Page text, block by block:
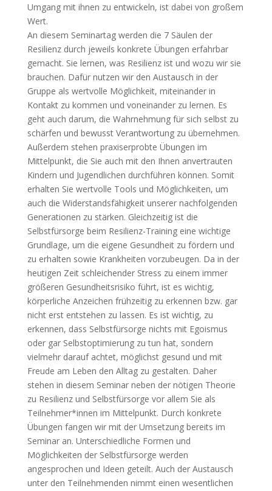
Umgang mit ihnen zu entwickeln, ist dabei von großem
Wert.
An diesem Seminartag werden die 7 Säulen der
Resilienz durch jeweils konkrete Übungen erfahrbar
gemacht. Sie lernen, was Resilienz ist und wozu wir sie
brauchen. Dafür nutzen wir den Austausch in der
Gruppe als wertvolle Möglichkeit, miteinander in
Kontakt zu kommen und voneinander zu lernen. Es
geht auch darum, die Wahrnehmung für sich selbst zu
schärfen und bewusst Verantwortung zu übernehmen.
Außerdem stehen praxiserprobte Übungen im
Mittelpunkt, die Sie auch mit den Ihnen anvertrauten
Kindern und Jugendlichen durchführen können. Somit
erhalten Sie wertvolle Tools und Möglichkeiten, um
auch die Widerstandsfähigkeit unserer nachfolgenden
Generationen zu stärken. Gleichzeitig ist die
Selbstfürsorge beim Resilienz-Training eine wichtige
Grundlage, um die eigene Gesundheit zu fördern und
zu erhalten sowie Krankheiten vorzubeugen. Da in der
heutigen Zeit schleichender Stress zu einem immer
größeren Gesundheitsrisiko führt, ist es wichtig,
körperliche Anzeichen frühzeitig zu erkennen bzw. gar
nicht erst entstehen zu lassen. Es ist wichtig, zu
erkennen, dass Selbstfürsorge nichts mit Egoismus
oder gar Selbstoptimierung zu tun hat, sondern
vielmehr darauf achtet, möglichst gesund und mit
Freude am Leben den Alltag zu gestalten. Daher
stehen in diesem Seminar neben der nötigen Theorie
zu Resilienz und Selbstfürsorge vor allem Sie als
Teilnehmer*innen im Mittelpunkt. Durch konkrete
Übungen fangen wir mit der Umsetzung bereits im
Seminar an. Unterschiedliche Formen und
Möglichkeiten der Selbstfürsorge werden
angesprochen und Ideen geteilt. Auch der Austausch
unter den Teilnehmenden nimmt einen wesentlichen